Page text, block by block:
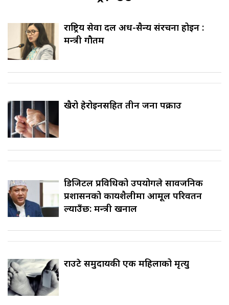
राष्ट्रिय सेवा दल अर्ध-सैन्य संरचना होइन :
मन्त्री गौतम
खैरो हेरोइनसहित तीन जना पक्राउ
डिजिटल प्रविधिको उपयोगले सार्वजनिक
प्रशासनको कार्यशैलीमा आमूल परिवर्तन
ल्याउँछ: मन्त्री खनाल
राउटे समुदायकी एक महिलाको मृत्यु